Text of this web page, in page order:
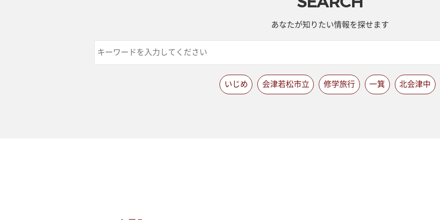
あなたが知りたい情報を探せます
いじめ 会津若松市立 修学旅行 一箕 北会津中